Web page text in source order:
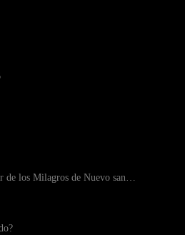
de los Milagros de Nuevo san…